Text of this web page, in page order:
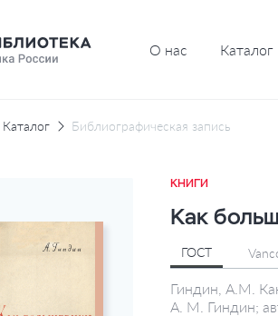
О нас Каталог
Каталог Библиографическая запись
КНИГИ
Как
ГОСТ
Гиндин, А.М.
А. М. Гиндин;